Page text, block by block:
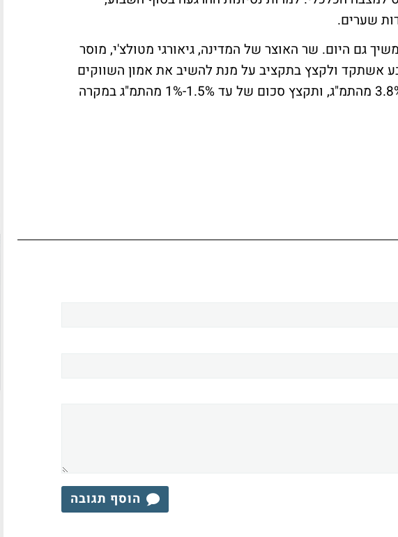
שערים.
גם היום. שר האוצר של המדינה, גיאורגי מטולצ'י, מוסר
אשתקד ולקצץ בתקציב על מנת להשיב את אמון השווקים
בכלכלתה. המדינה תשאף ליעד גירעון של 3.8% מהתמ"ג, ותקצץ סכום של עד 1.5%-1% מהתמ"ג במקרה
הוסף תגובה